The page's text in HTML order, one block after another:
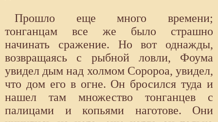
Прошло еще много времени;
тонганцам все же было страшно
начинать сражение. Но вот однажды,
возвращаясь с рыбной ловли, Фоума
увидел дым над холмом Соророа, увидел,
что дом его в огне. Он бросился туда и
нашел там множество тонганцев с
палицами и копьями наготове. Они